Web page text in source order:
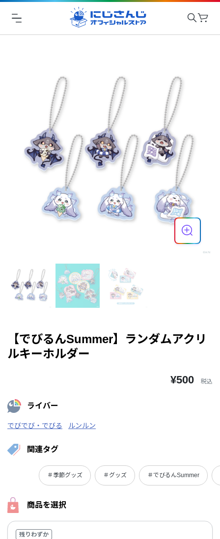
【でびるんSummer】ランダムアクリ
ルキーホルダー
¥500 税込
ライバー
でびでび・でびる ルンルン
関連タグ
＃季節グッズ ＃グッズ ＃でびるんSummer
商品を選択
残りわずか